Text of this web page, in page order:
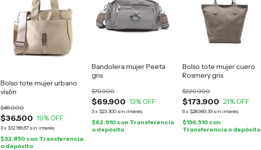
Bolso tote mujer urbano
visón
$36.500
$45.000
19% OFF
3x $12.166,67 sin interés
$32.850 con Transferencia
o depósito
Bandolera mujer Peeta
gris
$69.900
$79.900
13% OFF
3x $23.300 sin interés
$62.910 con Transferencia
o depósito
Bolso tote mujer cuero
Rosmery gris
$173.900
$220.000
21% OFF
6x $28.983,33 sin interés
$156.510 con
Transferencia o depósito